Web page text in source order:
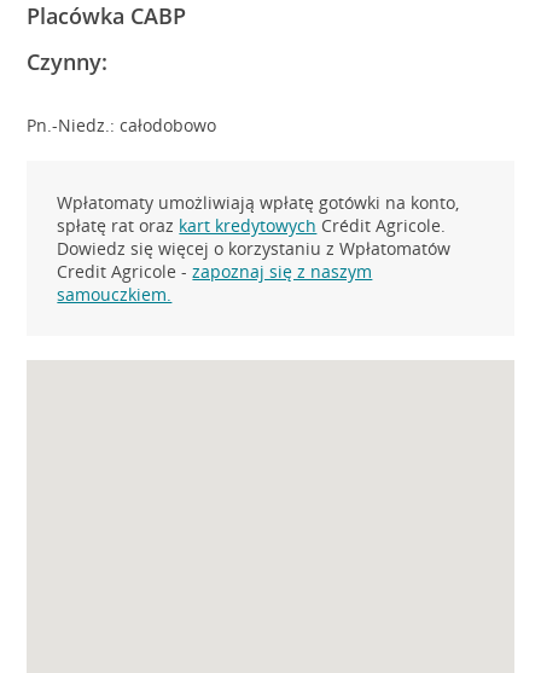
Placówka CABP
Czynny:
Pn.-Niedz.: całodobowo
Wpłatomaty umożliwiają wpłatę gotówki na konto,
spłatę rat oraz kart kredytowych Crédit Agricole.
Dowiedz się więcej o korzystaniu z Wpłatomatów
Credit Agricole -zapoznaj się z naszym
samouczkiem.